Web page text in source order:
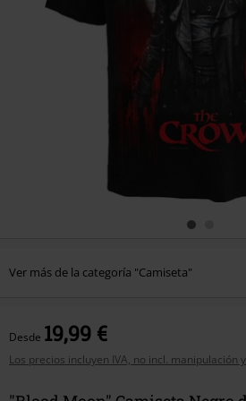
Ver más de la categoría "Camiseta"
Desde 19,99 €
Los precios incluyen IVA, no incl. manipulación